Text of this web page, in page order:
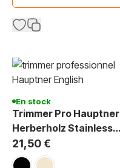
En stock
Trimmer Pro Hauptner
Herberholz Stainless
pour Épilation Canine
21,50 €
noir beige